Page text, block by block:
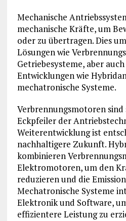
Mechanische
mechanische Kräfte, um
oder zu übertragen. Dies
Lösungen wie
Getriebesysteme, aber
Entwicklungen wie
mechatronische Systeme.
Verbrennungsmotoren
Eckpfeiler der
Weiterentwicklung ist
nachhaltigere Zukunft.
kombinieren
Elektromotoren, um den
reduzieren und die
Mechatronische Systeme
Elektronik und Software,
effizientere Leistung zu